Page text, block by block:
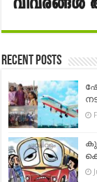
Recent Posts